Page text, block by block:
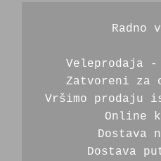
Radno
Veleprodaja
Zatvoreni za
Vršimo prodaju
Online
Dostava
Dostava